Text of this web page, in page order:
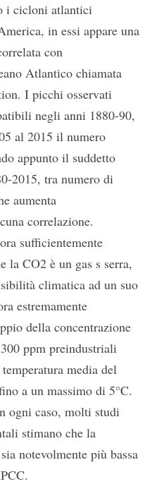
i cicloni atlantici
in essi appare una
con
Atlantico chiamata
I picchi osservati
negli anni 1880-90,
al 2015 il numero
appunto il suddetto
2015, tra numero di
aumenta
correlazione.
sufficientemente
la CO2 è un gas s serra,
climatica ad un suo
estremamente
della concentrazione
ppm preindustriali
media del
a un massimo di 5°C.
ogni caso, molti studi
stimano che la
notevolmente più bassa